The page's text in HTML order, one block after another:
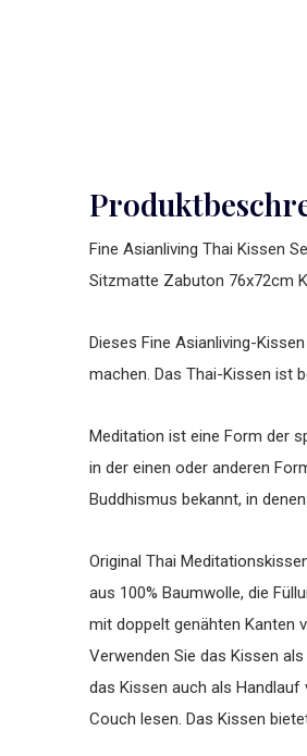
Fine Asianliving Thai Kissen
Sitzmatte Zabuton 76x72cm
Dieses Fine Asianliving-
machen. Das Thai-Kissen ist
Meditation ist eine Form der
in der einen oder anderen
Buddhismus bekannt, in
Original Thai
aus 100% Baumwolle, die
mit doppelt genähten Kanten
Verwenden Sie das Kissen
das Kissen auch als
Couch lesen. Das Kissen